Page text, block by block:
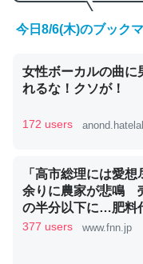
くらい。小説でいう
ど、短期記憶という
─GPTの仕組みと限界に
昆虫ってカルシウム
コオロギのカルシウ
今日8/6(木)のブック
女性ボーカルの曲に
れるな！クソが！
172 users
「高市総理には愛
余りに農家が悲鳴
の半分以下に…肥料
騰「今年でやめる」
377 users www.fnn.jp